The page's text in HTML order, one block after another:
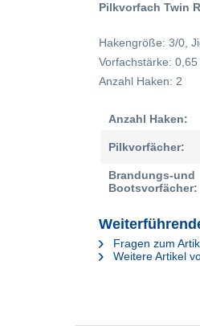
Pilkvorfach Twin
Hakengröße: 3/0,
Vorfachstärke: 0,65
Anzahl Haken: 2
Anzahl Haken:
Pilkvorfächer:
Brandungs-und
Bootsvorfächer:
Fragen zum
Weitere Artikel